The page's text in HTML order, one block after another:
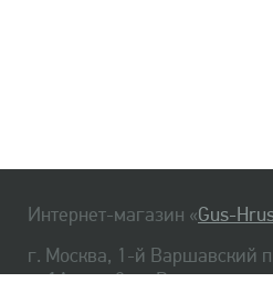
Интернет-магазин «Gus-
г. Москва, 1-й Варшавский
д. 1А, стр. 3, м. Варшавская